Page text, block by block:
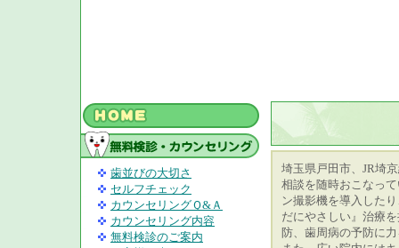
歯並びの大切さ
セルフチェック
カウンセリングＱ&Ａ
カウンセリング内容
無料検診のご案内
埼玉県戸田市、JR埼
相談を随時おこなっ
ン撮影機を導入した
だにやさしい』治療
防、歯周病の予防に